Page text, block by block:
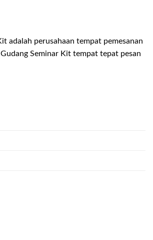
adalah perusahaan tempat pemesanan
Seminar Kit tempat tepat pesan